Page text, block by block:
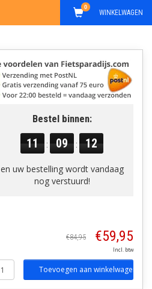
WINKELWAGEN
0
Bestel binnen:
11 : 09 : 11
en uw bestelling wordt vandaag
nog verstuurd!
€84,95 €59,95
Incl. btw
Toevoegen aan winkelwagen